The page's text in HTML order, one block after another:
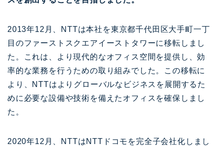
2013年12月、NTTは本社を東京都千代田区大手町一丁
目のファーストスクエアイーストタワーに移転しまし
た。これは、より現代的なオフィス空間を提供し、効
率的な業務を行うための取り組みでした。この移転に
より、NTTはよりグローバルなビジネスを展開するた
めに必要な設備や技術を備えたオフィスを確保しまし
た。
2020年12月、NTTはNTTドコモを完全子会社化しまし